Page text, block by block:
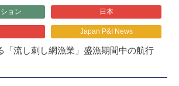
ョン 日本
Japan P&I News
「流し刺し網漁業」盛漁期間中の航行